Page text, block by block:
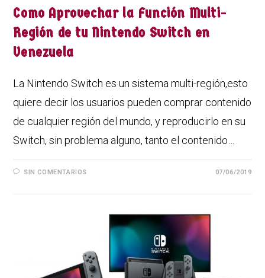
Como Aprovechar la Función Multi-
Región de tu Nintendo Switch en
Venezuela
La Nintendo Switch es un sistema multi-región,esto
quiere decir los usuarios pueden comprar contenido
de cualquier región del mundo, y reproducirlo en su
Switch, sin problema alguno, tanto el contenido…
SIN COMENTARIOS 07/06/2019